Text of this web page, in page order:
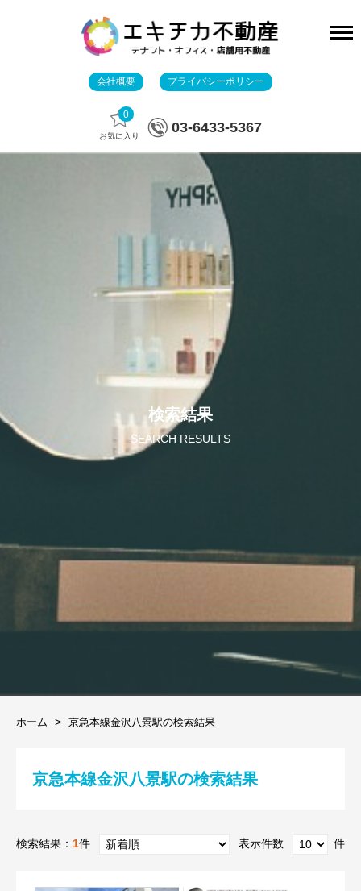
会社概要 プライバシーポリシー
0
お気に入り
03-6433-5367
検索結果
SEARCH RESULTS
ホーム 京急本線金沢八景駅の検索結果
京急本線金沢八景駅の検索結果
検索結果： 1件 表示件数 件